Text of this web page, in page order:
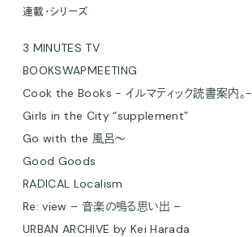
連載・シリーズ
3 MINUTES TV
BOOKSWAPMEETING
Cook the Books - イルマティック読書案内。-
Girls in the City “supplement”
Go with the 風呂〜
Good Goods
RADICAL Localism
Re: view – 音楽の鳴る思い出 –
URBAN ARCHIVE by Kei Harada